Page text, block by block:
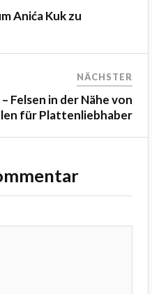
Anića Kuk zu
NÄCHSTER
Felsen in der Nähe von
für Plattenliebhaber